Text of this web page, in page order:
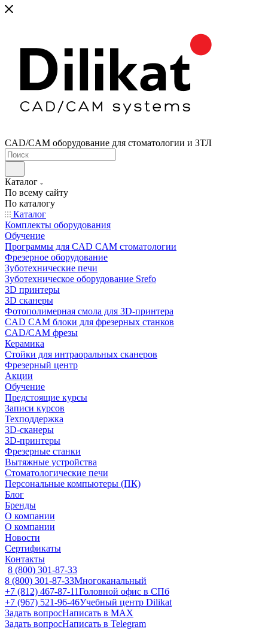
CAD/CAM оборудование для стоматологии и ЗТЛ
Каталог
По всему сайту
По каталогу
Каталог
Комплекты оборудования
Обучение
Программы для CAD CAM стоматологии
Фрезерное оборудование
Зуботехнические печи
Зуботехническое оборудование Srefo
3D принтеры
3D сканеры
Фотополимерная смола для 3D-принтера
CAD CAM блоки для фрезерных станков
CAD/CAM фрезы
Керамика
Стойки для интраоральных сканеров
Фрезерный центр
Акции
Обучение
Предстоящие курсы
Записи курсов
Техподдержка
3D-сканеры
3D-принтеры
Фрезерные станки
Вытяжные устройства
Стоматологические печи
Персональные компьютеры (ПК)
Блог
Бренды
О компании
О компании
Новости
Сертификаты
Контакты
8 (800) 301-87-33
8 (800) 301-87-33Многоканальный
+7 (812) 467-87-11Головной офис в СПб
+7 (967) 521-96-46Учебный центр Dilikat
Задать вопросНаписать в MAX
Задать вопросНаписать в Telegram